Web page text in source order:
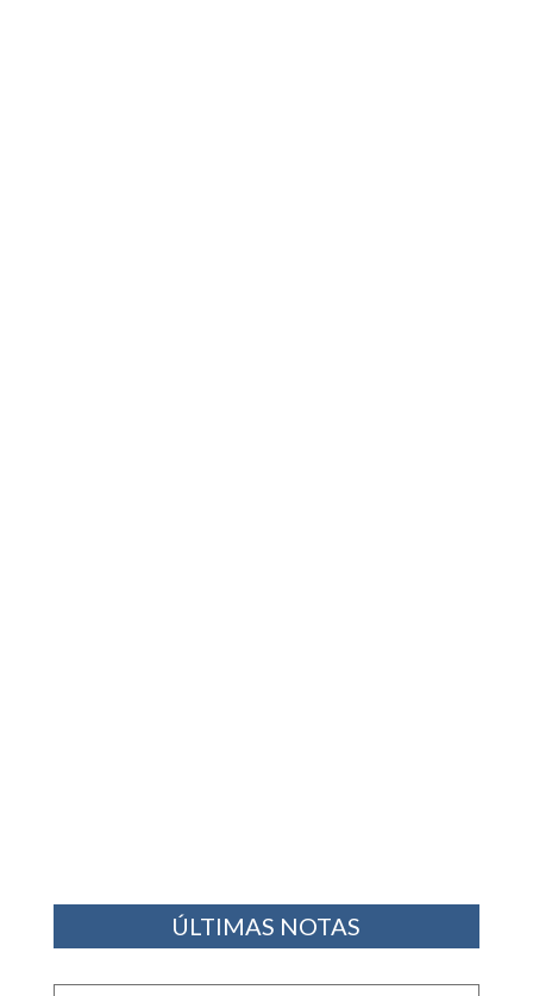
ÚLTIMAS NOTAS